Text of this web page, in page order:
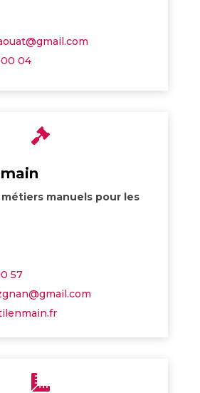
04

manuels pour les
57
